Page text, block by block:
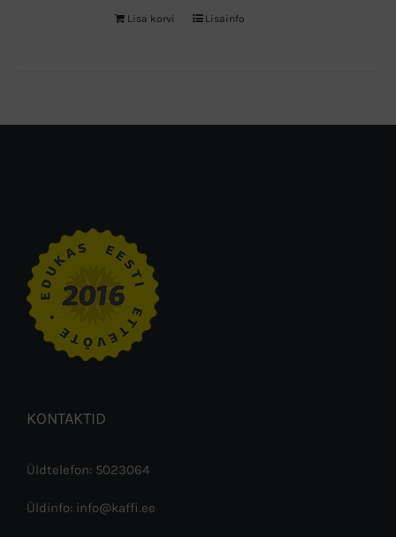
Lisa korvi Lisainfo
KONTAKTID
Üldtelefon: 5023064
Üldinfo: info@kaffi.ee